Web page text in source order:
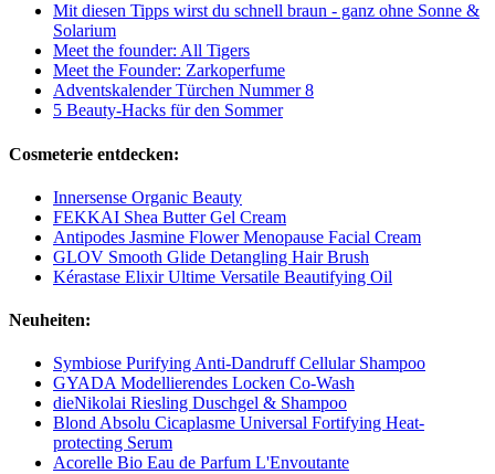
Mit diesen Tipps wirst du schnell braun - ganz ohne Sonne &
Solarium
Meet the founder: All Tigers
Meet the Founder: Zarkoperfume
Adventskalender Türchen Nummer 8
5 Beauty-Hacks für den Sommer
Cosmeterie entdecken:
Innersense Organic Beauty
FEKKAI Shea Butter Gel Cream
Antipodes Jasmine Flower Menopause Facial Cream
GLOV Smooth Glide Detangling Hair Brush
Kérastase Elixir Ultime Versatile Beautifying Oil
Neuheiten:
Symbiose Purifying Anti-Dandruff Cellular Shampoo
GYADA Modellierendes Locken Co-Wash
dieNikolai Riesling Duschgel & Shampoo
Blond Absolu Cicaplasme Universal Fortifying Heat-
protecting Serum
Acorelle Bio Eau de Parfum L'Envoutante